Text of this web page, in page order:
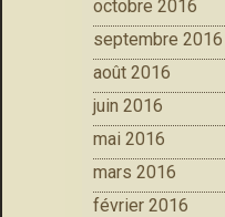
octobre 2016
septembre 2016
août 2016
juin 2016
mai 2016
mars 2016
février 2016